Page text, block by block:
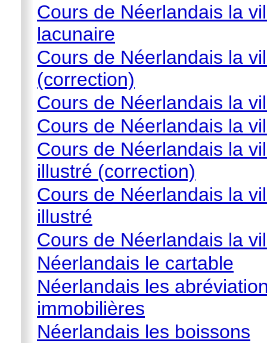
Cours de Néerlandais la
lacunaire
Cours de Néerlandais la
(correction)
Cours de Néerlandais la
Cours de Néerlandais la
Cours de Néerlandais la
illustré (correction)
Cours de Néerlandais la
illustré
Cours de Néerlandais la
Néerlandais le cartable
Néerlandais les
immobilières
Néerlandais les boissons